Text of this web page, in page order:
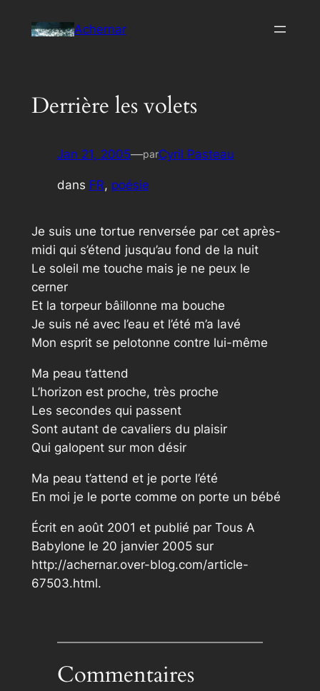
Achernar
Derrière les volets
Jan 21, 2005—parCyril Pasteau
dans FR, poésie
Je suis une tortue renversée par cet après-
midi qui s’étend jusqu’au fond de la nuit
Le soleil me touche mais je ne peux le
cerner
Et la torpeur bâillonne ma bouche
Je suis né avec l’eau et l’été m’a lavé
Mon esprit se pelotonne contre lui-même
Ma peau t’attend
L’horizon est proche, très proche
Les secondes qui passent
Sont autant de cavaliers du plaisir
Qui galopent sur mon désir
Ma peau t’attend et je porte l’été
En moi je le porte comme on porte un bébé
Écrit en août 2001 et publié par Tous A
Babylone le 20 janvier 2005 sur
http://achernar.over-blog.com/article-
67503.html.
Commentaires